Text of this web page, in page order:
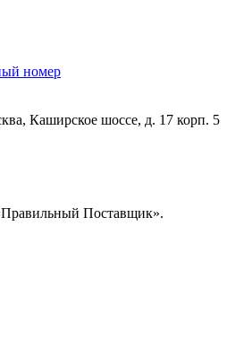
номер
Каширское шоссе, д. 17 корп. 5
Поставщик».